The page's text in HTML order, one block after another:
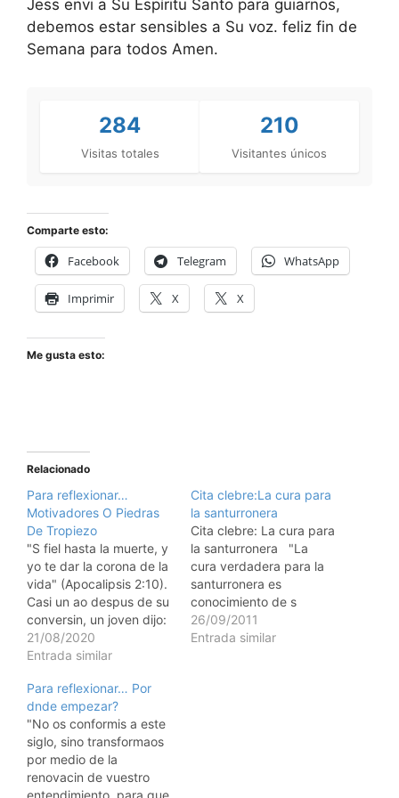
Jess envi a Su Espíritu Santo para guiarnos,
debemos estar sensibles a Su voz. feliz fin de
Semana para todos Amen.
284
Visitas totales
210
Visitantes únicos
Comparte esto:
Facebook Telegram WhatsApp
Imprimir X X
Me gusta esto:
Relacionado
Para reflexionar…
Motivadores O Piedras
De Tropiezo
"S fiel hasta la muerte, y
yo te dar la corona de la
vida" (Apocalipsis 2:10).
Casi un ao despus de su
conversin, un joven dijo:
"Mi mayor dificultad en
estos meses no fue la
amigos del mundo, sino
los cristianos incrdulos
que esperaban que yo…
21/08/2020
Entrada similar
Cita clebre:La cura para
la santurronera
Cita clebre: La cura para
la santurronera "La
cura verdadera para la
santurronera es
conocimiento de s
mismo. Una vez que los
ojos de nuestro
26/09/2011
Entrada similar
Para reflexionar… Por
dnde empezar?
"No os conformis a este
siglo, sino transformaos
por medio de la
renovacin de vuestro
entendimiento, para que